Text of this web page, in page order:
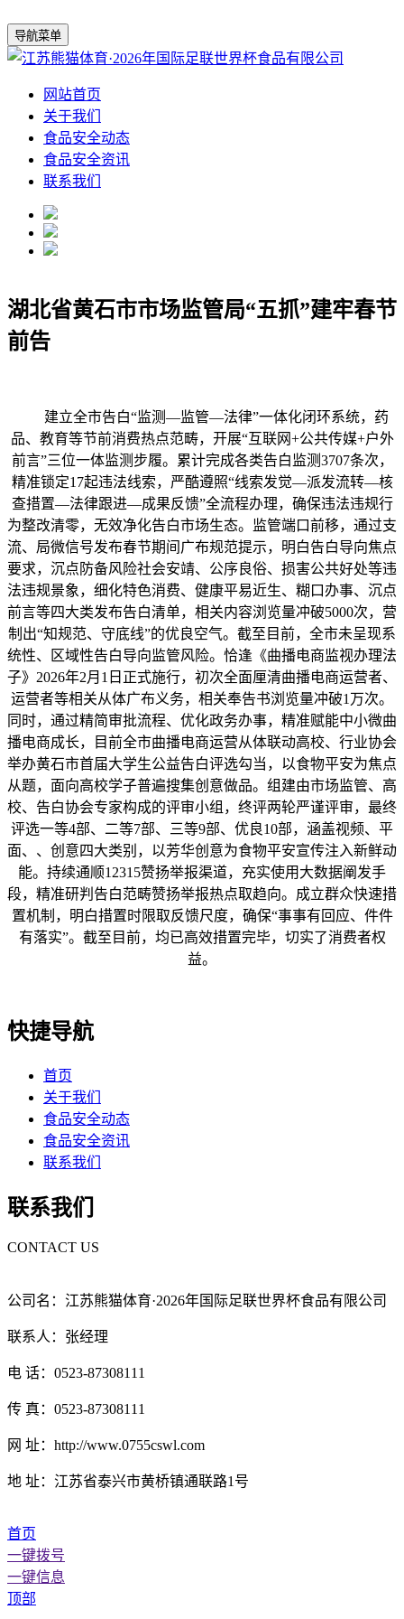
导航菜单
网站首页
关于我们
食品安全动态
食品安全资讯
联系我们
湖北省黄石市市场监管局“五抓”建牢春节
前告
建立全市告白“监测—监管—法律”一体化闭环系统，药
品、教育等节前消费热点范畴，开展“互联网+公共传媒+户外
前言”三位一体监测步履。累计完成各类告白监测3707条次，
精准锁定17起违法线索，严酷遵照“线索发觉—派发流转—核
查措置—法律跟进—成果反馈”全流程办理，确保违法违规行
为整改清零，无效净化告白市场生态。监管端口前移，通过支
流、局微信号发布春节期间广布规范提示，明白告白导向焦点
要求，沉点防备风险社会安靖、公序良俗、损害公共好处等违
法违规景象，细化特色消费、健康平易近生、糊口办事、沉点
前言等四大类发布告白清单，相关内容浏览量冲破5000次，营
制出“知规范、守底线”的优良空气。截至目前，全市未呈现系
统性、区域性告白导向监管风险。恰逢《曲播电商监视办理法
子》2026年2月1日正式施行，初次全面厘清曲播电商运营者、
运营者等相关从体广布义务，相关奉告书浏览量冲破1万次。
同时，通过精简审批流程、优化政务办事，精准赋能中小微曲
播电商成长，目前全市曲播电商运营从体联动高校、行业协会
举办黄石市首届大学生公益告白评选勾当，以食物平安为焦点
从题，面向高校学子普遍搜集创意做品。组建由市场监管、高
校、告白协会专家构成的评审小组，终评两轮严谨评审，最终
评选一等4部、二等7部、三等9部、优良10部，涵盖视频、平
面、、创意四大类别，以芳华创意为食物平安宣传注入新鲜动
能。持续通顺12315赞扬举报渠道，充实使用大数据阐发手
段，精准研判告白范畴赞扬举报热点取趋向。成立群众快速措
置机制，明白措置时限取反馈尺度，确保“事事有回应、件件
有落实”。截至目前，均已高效措置完毕，切实了消费者权
益。
快捷导航
首页
关于我们
食品安全动态
食品安全资讯
联系我们
联系我们
CONTACT US
公司名：江苏熊猫体育·2026年国际足联世界杯食品有限公司
联系人：张经理
电 话：0523-87308111
传 真：0523-87308111
网 址：http://www.0755cswl.com
地 址：江苏省泰兴市黄桥镇通联路1号
首页
一键拨号
一键信息
顶部